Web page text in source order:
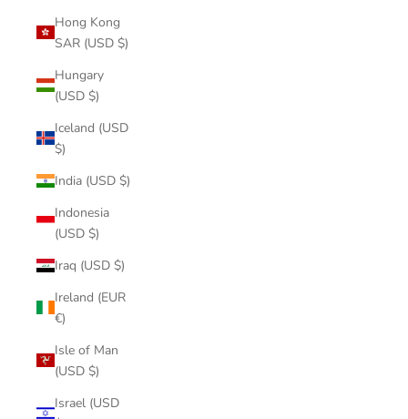
Hong Kong
SAR (USD $)
Hungary
(USD $)
Iceland (USD
$)
India (USD $)
Indonesia
(USD $)
Iraq (USD $)
Ireland (EUR
€)
Isle of Man
(USD $)
Israel (USD